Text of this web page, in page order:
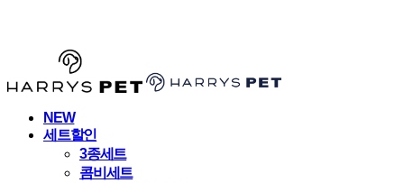
NEW
세트할인
3종세트
콤비세트